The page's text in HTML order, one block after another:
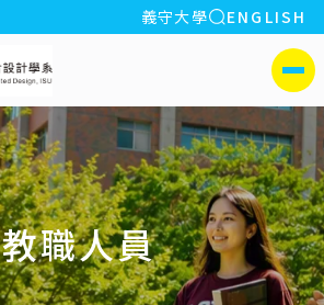
:::
義守大學 全站搜索
ENGLISH
側選單
教職人員